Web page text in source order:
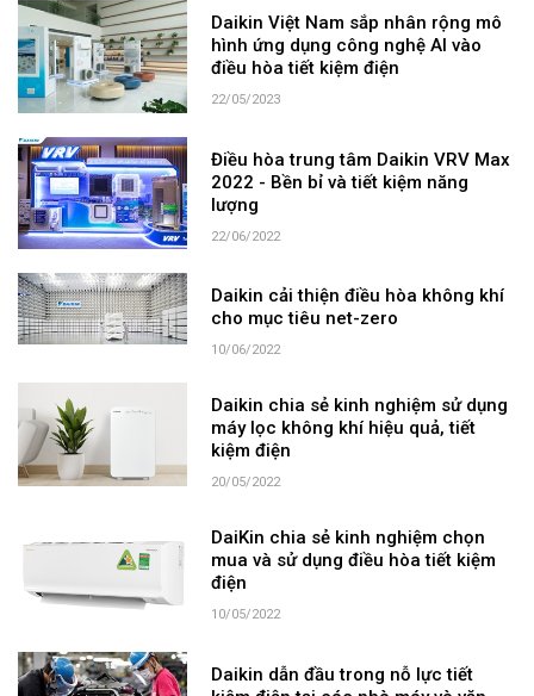
Daikin Việt Nam sắp nhân rộng mô
hình ứng dụng công nghệ AI vào
điều hòa tiết kiệm điện
22/05/2023
Điều hòa trung tâm Daikin VRV Max
2022 - Bền bỉ và tiết kiệm năng
lượng
22/06/2022
Daikin cải thiện điều hòa không khí
cho mục tiêu net-zero
10/06/2022
Daikin chia sẻ kinh nghiệm sử dụng
máy lọc không khí hiệu quả, tiết
kiệm điện
20/05/2022
DaiKin chia sẻ kinh nghiệm chọn
mua và sử dụng điều hòa tiết kiệm
điện
10/05/2022
Daikin dẫn đầu trong nỗ lực tiết